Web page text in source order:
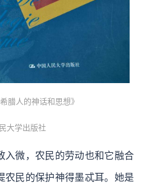
腊人的神话和思想》
大学出版社
入微，农民的劳动也和它融合
农民的保护神得墨忒耳。她是